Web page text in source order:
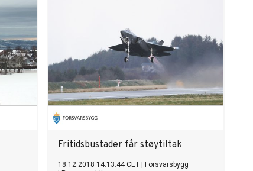
Fritidsbustader får støytiltak
18.12.2018 14:13:44 CET
Forsvarsbygg